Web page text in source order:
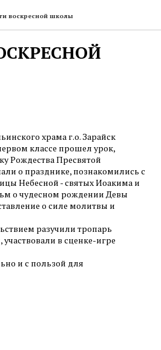
воскресной школы
храма г.о. Зарайск
классе прошел урок,
Рождества Пресвятой
о празднике, познакомились с
Небесной - святых Иоакима и
о чудесном рождении Девы
о силе молитвы и
разучили тропарь
в сценке-игре
и с пользой для